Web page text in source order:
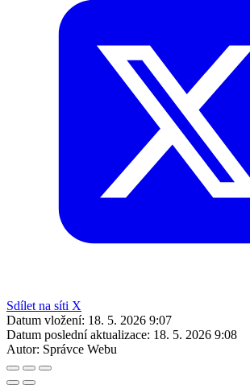
Sdílet na síti X
Datum vložení: 18. 5. 2026 9:07
Datum poslední aktualizace: 18. 5. 2026 9:08
Autor: Správce Webu